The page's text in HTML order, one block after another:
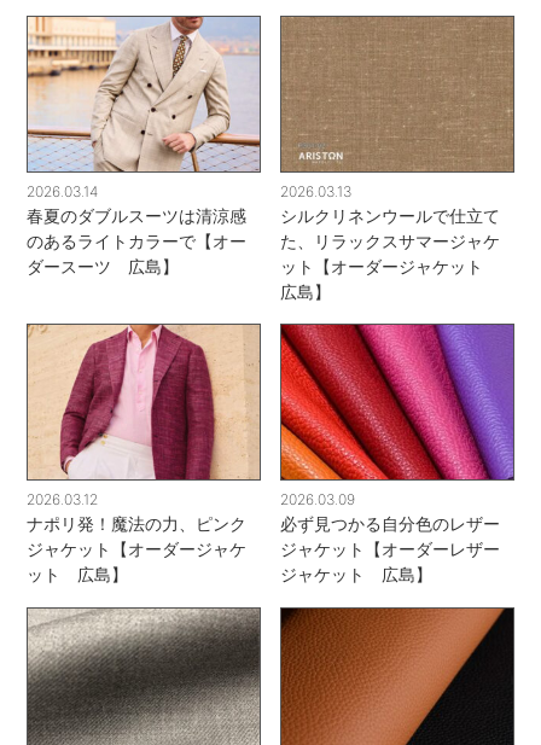
2026.03.14
春夏のダブルスーツは清涼感
のあるライトカラーで【オー
ダースーツ 広島】
2026.03.13
シルクリネンウールで仕立て
た、リラックスサマージャケ
ット【オーダージャケット
広島】
2026.03.12
ナポリ発！魔法の力、ピンク
ジャケット【オーダージャケ
ット 広島】
2026.03.09
必ず見つかる自分色のレザー
ジャケット【オーダーレザー
ジャケット 広島】